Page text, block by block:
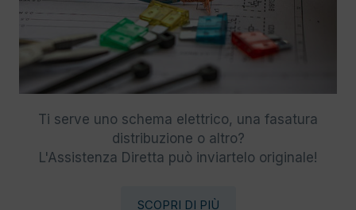
Ti serve uno schema elettrico, una fasatura
distribuzione o altro?
L'Assistenza Diretta può inviartelo originale!
SCOPRI DI PIÙ